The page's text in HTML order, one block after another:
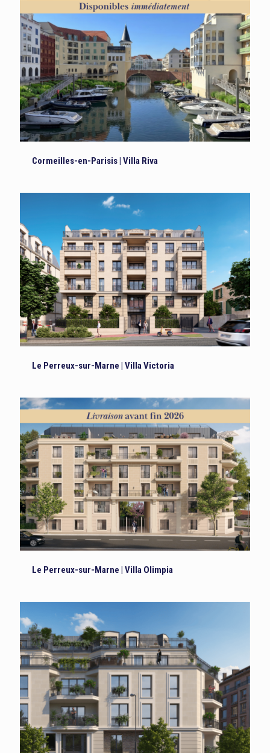
Cormeilles-en-Parisis | Villa Riva
Le Perreux-sur-Marne | Villa Victoria
Le Perreux-sur-Marne | Villa Olimpia